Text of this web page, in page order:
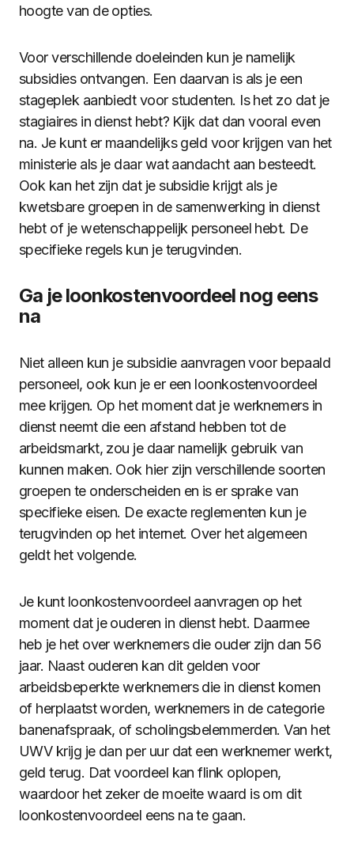
hoogte van de opties.
Voor verschillende doeleinden kun je namelijk
subsidies ontvangen. Een daarvan is als je een
stageplek aanbiedt voor studenten. Is het zo dat je
stagiaires in dienst hebt? Kijk dat dan vooral even
na. Je kunt er maandelijks geld voor krijgen van het
ministerie als je daar wat aandacht aan besteedt.
Ook kan het zijn dat je subsidie krijgt als je
kwetsbare groepen in de samenwerking in dienst
hebt of je wetenschappelijk personeel hebt. De
specifieke regels kun je terugvinden.
Ga je loonkostenvoordeel nog eens
na
Niet alleen kun je subsidie aanvragen voor bepaald
personeel, ook kun je er een loonkostenvoordeel
mee krijgen. Op het moment dat je werknemers in
dienst neemt die een afstand hebben tot de
arbeidsmarkt, zou je daar namelijk gebruik van
kunnen maken. Ook hier zijn verschillende soorten
groepen te onderscheiden en is er sprake van
specifieke eisen. De exacte reglementen kun je
terugvinden op het internet. Over het algemeen
geldt het volgende.
Je kunt loonkostenvoordeel aanvragen op het
moment dat je ouderen in dienst hebt. Daarmee
heb je het over werknemers die ouder zijn dan 56
jaar. Naast ouderen kan dit gelden voor
arbeidsbeperkte werknemers die in dienst komen
of herplaatst worden, werknemers in de categorie
banenafspraak, of scholingsbelemmerden. Van het
UWV krijg je dan per uur dat een werknemer werkt,
geld terug. Dat voordeel kan flink oplopen,
waardoor het zeker de moeite waard is om dit
loonkostenvoordeel eens na te gaan.